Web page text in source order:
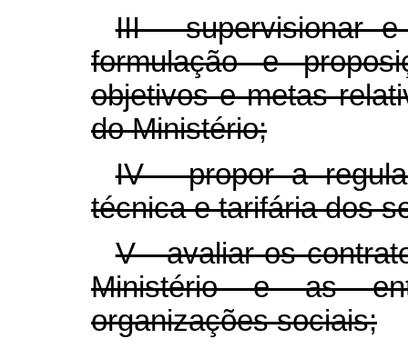
III - supervisionar
formulação e
objetivos e metas
do Ministério;
IV - propor a
técnica e tarifária dos
V - avaliar os
Ministério e as
organizações sociais;